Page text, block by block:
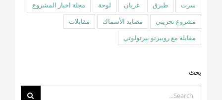
سرت
طبرق غريان لوحة
مجلة اخبار المشروع
مشروع تجريبي
مصايد الأسماك
مقابلات
مقابلة مع روبيرتو بيرتولوتي
بحث
Search